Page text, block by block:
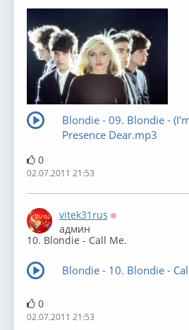
Blondie - 09. Blondie -
Presence Dear.mp3
0
02.07.2011 21:53
vitek31rus
админ
10. Blondie - Call Me.
Blondie - 10. Blondie -
0
02.07.2011 21:53